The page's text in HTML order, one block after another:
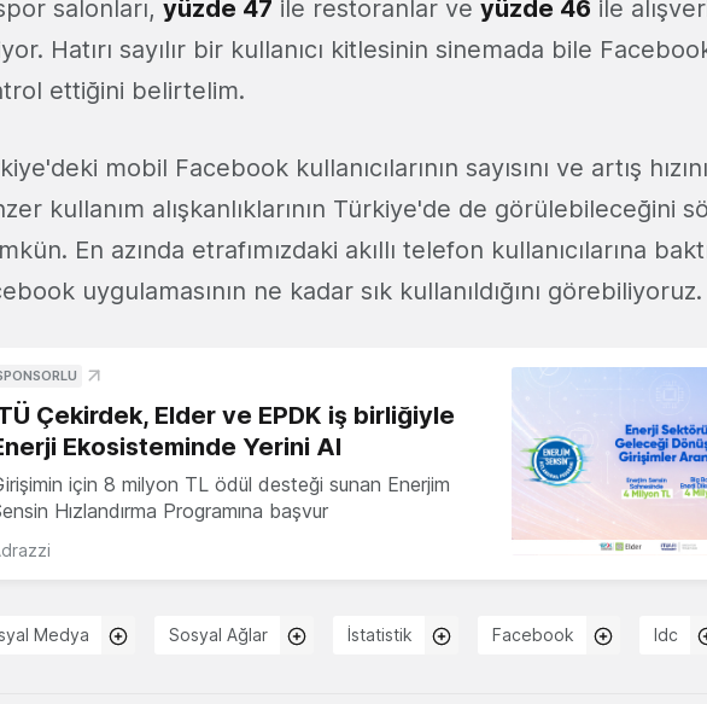
salonları, yüzde 47 ile restoranlar ve yüzde 46 ile
Hatırı sayılır bir kullanıcı kitlesinin sinemada bile
ettiğini belirtelim.
mobil Facebook kullanıcılarının sayısını ve artış hızını
kullanım alışkanlıklarının Türkiye'de de görülebileceğini
En azında etrafımızdaki akıllı telefon kullanıcılarına
uygulamasının ne kadar sık kullanıldığını görebiliyoruz.
Çekirdek, Elder ve EPDK iş birliğiyle
Ekosisteminde Yerini Al
için 8 milyon TL ödül desteği sunan Enerjim
Hızlandırma Programına başvur
Medya Sosyal Ağlar İstatistik Facebook Idc